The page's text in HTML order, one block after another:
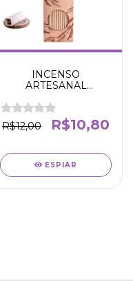
INCENSO
ARTESANAL
N' DA LUA
R$12,00
R$10,80
ESPIAR